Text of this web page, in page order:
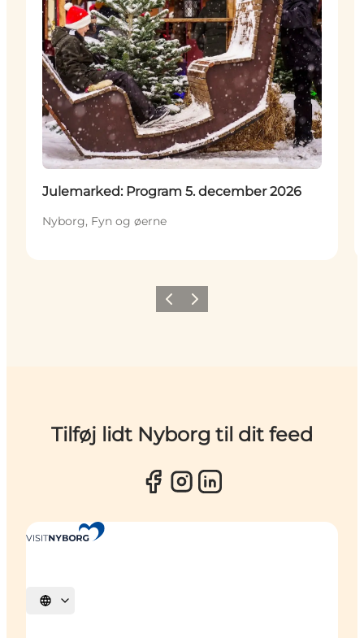
Julemarked: Program 5. december 2026
Nyborg, Fyn og øerne
ForrigeNæste
Tilføj lidt Nyborg til dit feed
Vælg sprog